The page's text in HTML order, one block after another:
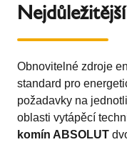
Obnovitelné zdroje
standard pro
požadavky na
oblasti vytápěcí
komín ABSOLUT